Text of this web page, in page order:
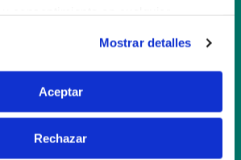
quisiéramos:
sobre su ubicación
Mostrar detalles
Aceptar
Rechazar
¡adiós a los microbios y a la